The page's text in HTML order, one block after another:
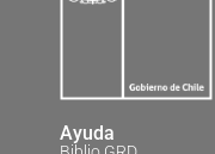
Ayuda